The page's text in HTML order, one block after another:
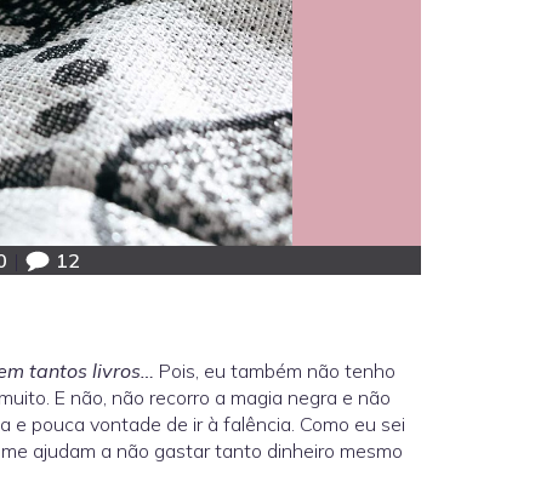
12
tantos livros… Pois, eu também não tenho
E não, não recorro a magia negra e não
e pouca vontade de ir à falência. Como eu sei
ajudam a não gastar tanto dinheiro mesmo